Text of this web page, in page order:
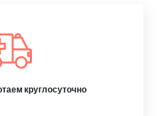
круглосуточно